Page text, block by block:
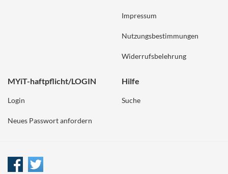
Impressum
Nutzungsbestimmungen
Widerrufsbelehrung
MYiT-haftpflicht/LOGIN
Login
Neues Passwort anfordern
Hilfe
Suche